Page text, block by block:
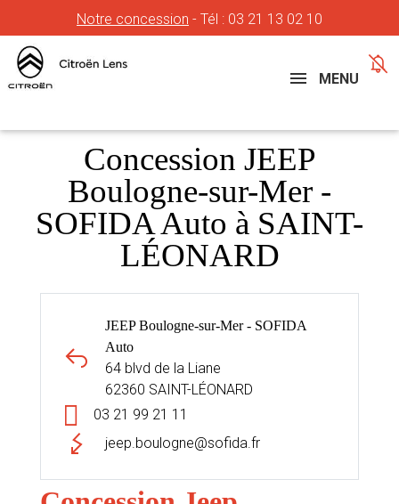
Notre concession - Tél : 03 21 13 02 10
Concessions
MENU
Concession JEEP
Boulogne-sur-Mer -
SOFIDA Auto à SAINT-
LÉONARD
JEEP Boulogne-sur-Mer - SOFIDA
Auto
64 blvd de la Liane
62360 SAINT-LÉONARD
03 21 99 21 11
jeep.boulogne@sofida.fr